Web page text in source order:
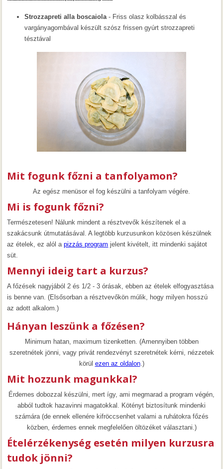
Strozzapreti alla boscaiola- Friss olasz kolbásszal és
vargányagombával készült szósz frissen gyúrt strozzapreti
tésztával
Mit fogunk főzni a tanfolyamon?
Az egész menüsor el fog készülni a tanfolyam végére.
Mi is fogunk főzni?
Természetesen! Nálunk mindent a résztvevők készítenek el a
szakácsunk útmutatásával. A legtöbb kurzusunkon közösen készülnek
az ételek, ez alól apizzás program jelent kivételt, itt mindenki sajátot
süt.
Mennyi ideig tart a kurzus?
A főzések nagyjából 2 és 1/2 - 3 órásak, ebben az ételek elfogyasztása
is benne van. (Elsősorban a résztvevőkön múlik, hogy milyen hosszú
az adott alkalom.)
Hányan leszünk a főzésen?
Minimum hatan, maximum tizenketten. (Amennyiben többen
szeretnétek jönni, vagy privát rendezvényt szeretnétek kérni, nézzetek
körül ezen az oldalon.)
Mit hozzunk magunkkal?
Érdemes dobozzal készülni, mert így, ami megmarad a program végén,
abból tudtok hazavinni magatokkal. Kötényt biztosítunk mindenki
számára (de ennek ellenére kifröccsenhet valami a ruhátokra főzés
közben, érdemes ennek megfelelően öltözéket választani.)
Ételérzékenység esetén milyen kurzusra
tudok jönni?